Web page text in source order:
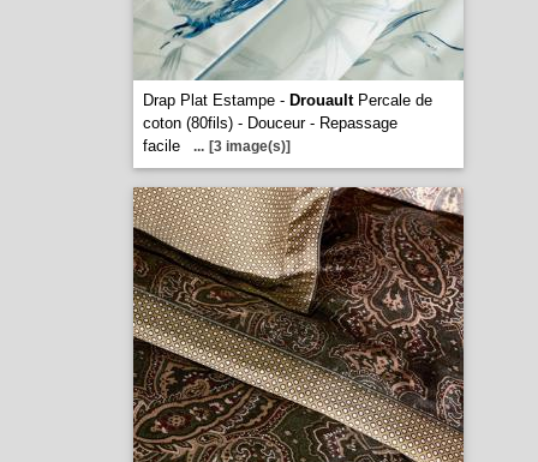
Drap Plat Estampe - DrouaultPercale de
coton (80fils) - Douceur - Repassage
facile
... [3 image(s)]